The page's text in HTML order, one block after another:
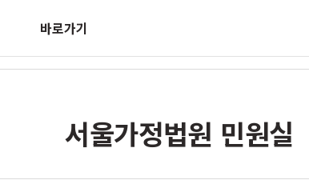
바로가기
서울가정법원 민원실